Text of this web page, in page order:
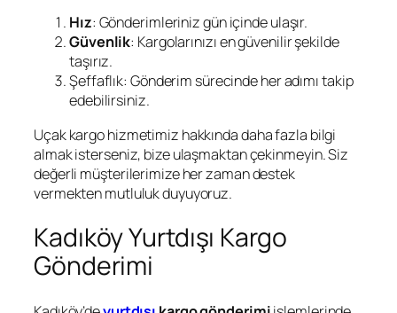
Hız: Gönderimleriniz gün içinde ulaşır.
Güvenlik: Kargolarınızı en güvenilir şekilde
taşırız.
Şeffaflık: Gönderim sürecinde her adımı takip
edebilirsiniz.
Uçak kargo hizmetimiz hakkında daha fazla bilgi
almak isterseniz, bize ulaşmaktan çekinmeyin. Siz
değerli müşterilerimize her zaman destek
vermekten mutluluk duyuyoruz.
Kadıköy Yurtdışı Kargo
Gönderimi